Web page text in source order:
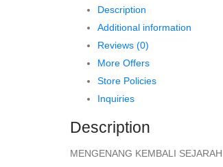
quantity
Description
Additional information
Reviews (0)
More Offers
Store Policies
Inquiries
Description
MENGENANG KEMBALI